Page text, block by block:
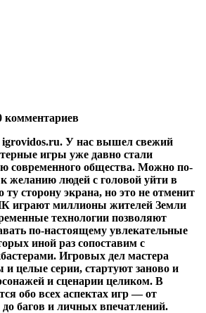
комментариев
igrovidos.ru. У нас вышел свежий
игры уже давно стали
современного общества. Можно по-
желанию людей с головой уйти в
сторону экрана, но это не отменит
играют миллионы жителей Земли
технологии позволяют
по-настоящему увлекательные
иной раз сопоставим с
Игровых дел мастера
и целые серии, стартуют заново и
и сценарии целиком. В
обо всех аспектах игр — от
багов и личных впечатлений.